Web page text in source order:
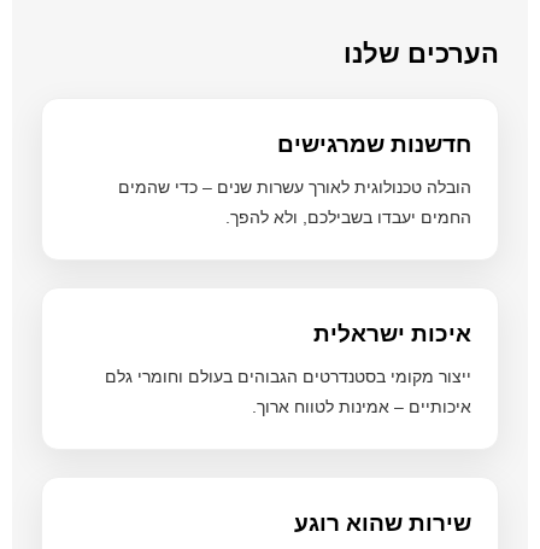
הערכים שלנו
חדשנות שמרגישים
הובלה טכנולוגית לאורך עשרות שנים – כדי שהמים
החמים יעבדו בשבילכם, ולא להפך.
איכות ישראלית
ייצור מקומי בסטנדרטים הגבוהים בעולם וחומרי גלם
איכותיים – אמינות לטווח ארוך.
שירות שהוא רוגע